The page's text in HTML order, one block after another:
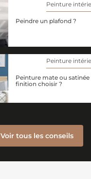
Peinture
Peindre un plafond ?
Peinture
Peinture mate ou satinée
finition choisir ?
Voir tous les conseils